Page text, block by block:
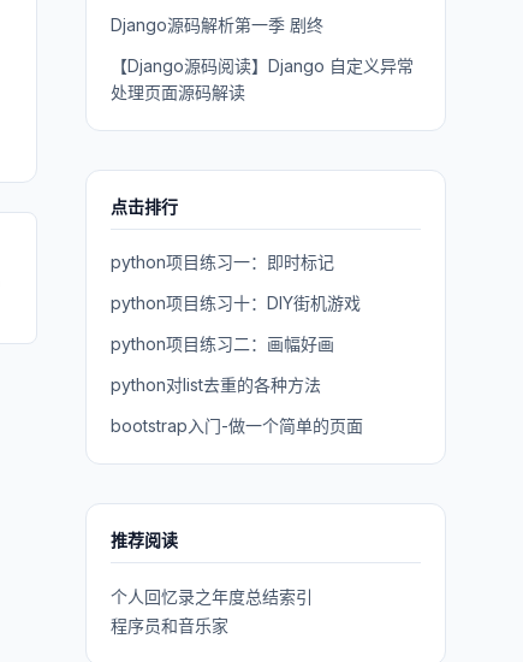
Django源码解析第一季 剧终
【Django源码阅读】Django 自定义异常
处理页面源码解读
点击排行
python项目练习一：即时标记
python项目练习十：DIY街机游戏
python项目练习二：画幅好画
python对list去重的各种方法
bootstrap入门-做一个简单的页面
推荐阅读
个人回忆录之年度总结索引
程序员和音乐家